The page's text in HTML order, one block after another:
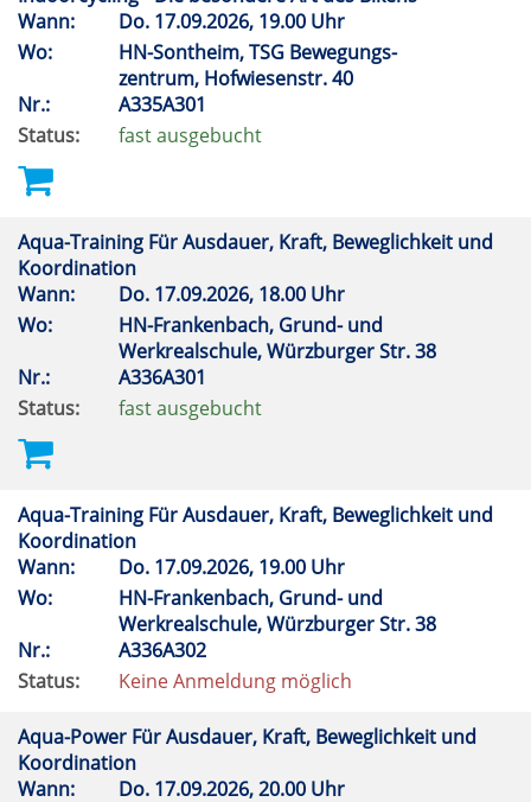
Wann:
Do. 17.09.2026, 19.00 Uhr
Wo:
HN-Sontheim, TSG Bewegungs-
zentrum, Hofwiesenstr. 40
Nr.:
A335A301
Status:
fast ausgebucht
Aqua-Training Für Ausdauer, Kraft, Beweglichkeit und
Koordination
Wann:
Do. 17.09.2026, 18.00 Uhr
Wo:
HN-Frankenbach, Grund- und
Werkrealschule, Würzburger Str. 38
Nr.:
A336A301
Status:
fast ausgebucht
Aqua-Training Für Ausdauer, Kraft, Beweglichkeit und
Koordination
Wann:
Do. 17.09.2026, 19.00 Uhr
Wo:
HN-Frankenbach, Grund- und
Werkrealschule, Würzburger Str. 38
Nr.:
A336A302
Status:
Keine Anmeldung möglich
Aqua-Power Für Ausdauer, Kraft, Beweglichkeit und
Koordination
Wann:
Do. 17.09.2026, 20.00 Uhr